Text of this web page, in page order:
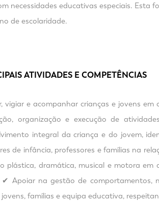
necessidades educativas especiais.
de escolaridade.
ATIVIDADES E COMPETÊNCIAS
vigiar e acompanhar crianças e jovens
organização e execução de
integral da criança e do jovem,
de infância, professores e famílias na
plástica, dramática, musical e motora
✔ Apoiar na gestão de comportamentos,
jovens, famílias e equipa educativa,